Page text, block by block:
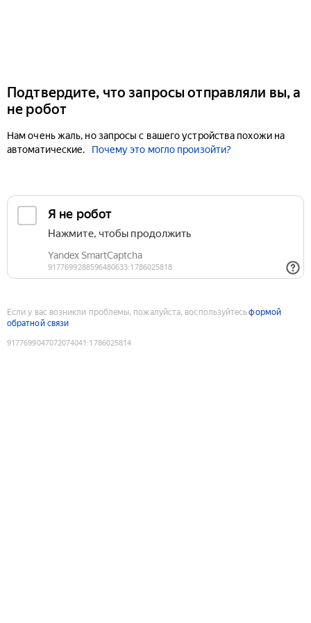
Подтвердите, что запросы отправляли вы, а
не робот
Нам очень жаль, но запросы с вашего устройства похожи на
автоматические.
Почему это могло произойти?
Если у вас возникли проблемы, пожалуйста, воспользуйтесьформой
обратной связи
9177699047072074041 :1786025814